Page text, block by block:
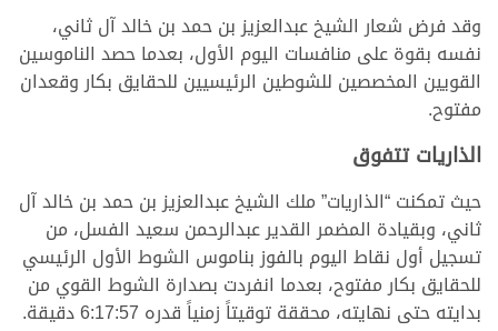
وقد فرض شعار الشيخ عبدالعزيز بن حمد بن خالد آل ثاني،
نفسه بقوة على منافسات اليوم الأول، بعدما حصد الناموسين
القويين المخصصين للشوطين الرئيسيين للحقايق بكار وقعدان
مفتوح.
الذاريات تتفوق
حيث تمكنت “الذاريات” ملك الشيخ عبدالعزيز بن حمد بن خالد آل
ثاني، وبقيادة المضمر القدير عبدالرحمن سعيد الفسل، من
تسجيل أول نقاط اليوم بالفوز بناموس الشوط الأول الرئيسي
للحقايق بكار مفتوح، بعدما انفردت بصدارة الشوط القوي من
بدايته حتى نهايته، محققة توقيتاً زمنياً قدره 6:17:57 دقيقة.